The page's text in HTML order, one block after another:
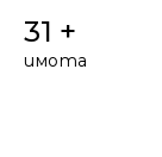
31 +
имота